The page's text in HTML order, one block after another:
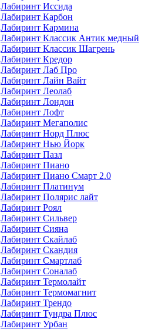
Лабиринт Иссида
Лабиринт Карбон
Лабиринт Кармина
Лабиринт Классик Антик медный
Лабиринт Классик Шагрень
Лабиринт Кредор
Лабиринт Лаб Про
Лабиринт Лайн Вайт
Лабиринт Леолаб
Лабиринт Лондон
Лабиринт Лофт
Лабиринт Мегаполис
Лабиринт Норд Плюс
Лабиринт Нью Йорк
Лабиринт Пазл
Лабиринт Пиано
Лабиринт Пиано Смарт 2.0
Лабиринт Платинум
Лабиринт Полярис лайт
Лабиринт Роял
Лабиринт Сильвер
Лабиринт Сияна
Лабиринт Скайлаб
Лабиринт Скандия
Лабиринт Смартлаб
Лабиринт Соналаб
Лабиринт Термолайт
Лабиринт Термомагнит
Лабиринт Трендо
Лабиринт Тундра Плюс
Лабиринт Урбан